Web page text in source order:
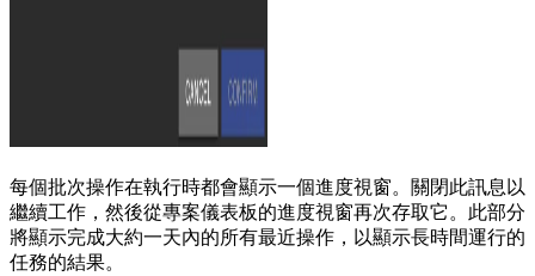
每個批次操作在執行時都會顯示一個進度視窗。關閉此訊息以
繼續工作，然後從專案儀表板的進度視窗再次存取它。此部分
將顯示完成大約一天內的所有最近操作，以顯示長時間運行的
任務的結果。